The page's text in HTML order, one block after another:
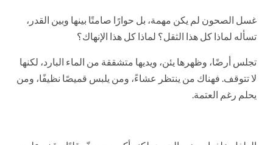
غسل الصحون لم يكن مهمة، بل حوارًا صامتًا بينها وبين القدر،
تسأله لماذا كل هذا الثقل؟ لماذا كل هذا الإنهاك؟
تجلس أرضًا، وظهرها يئن، ويديها متشققة من الماء البارد، لكنها
لا تتوقف. فهناك من ينتظر عشاءً، ومن يلبس قميصًا نظيفًا، ومن
يحلم رغم العتمة.